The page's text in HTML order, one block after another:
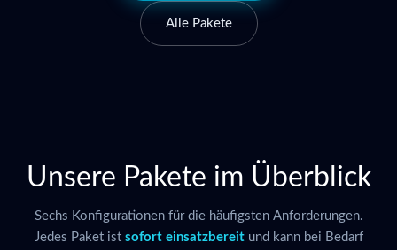
Alle Pakete
Unsere Pakete im Überblick
Sechs Konfigurationen für die häufigsten Anforderungen.
Jedes Paket ist sofort einsatzbereitund kann bei Bedarf